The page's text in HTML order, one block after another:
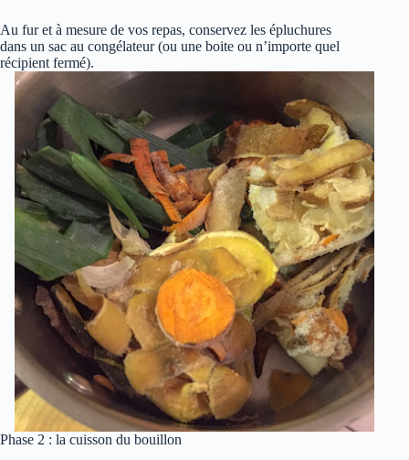
Au fur et à mesure de vos repas, conservez les épluchures
dans un sac au congélateur (ou une boite ou n’importe quel
récipient fermé).
Phase 2 : la cuisson du bouillon